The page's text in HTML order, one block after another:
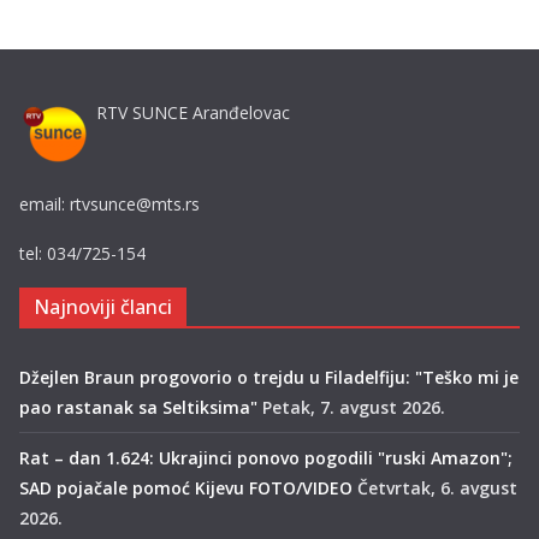
RTV SUNCE Aranđelovac
email: rtvsunce@mts.rs
tel: 034/725-154
Najnoviji članci
Džejlen Braun progovorio o trejdu u Filadelfiju: "Teško mi je
pao rastanak sa Seltiksima" Petak, 7. avgust 2026.
Rat – dan 1.624: Ukrajinci ponovo pogodili "ruski Amazon";
SAD pojačale pomoć Kijevu FOTO/VIDEO Četvrtak, 6. avgust
2026.